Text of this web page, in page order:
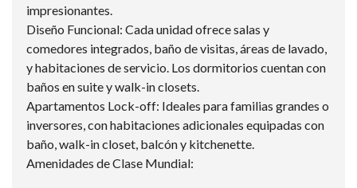
impresionantes.
Diseño Funcional: Cada unidad ofrece salas y
comedores integrados, baño de visitas, áreas de lavado,
y habitaciones de servicio. Los dormitorios cuentan con
baños en suite y walk-in closets.
Apartamentos Lock-off: Ideales para familias grandes o
inversores, con habitaciones adicionales equipadas con
baño, walk-in closet, balcón y kitchenette.
Amenidades de Clase Mundial: